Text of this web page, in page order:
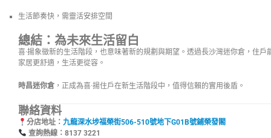
生活節奏快，需靈活安排空間
總結：為未來生活留白
喜·揚象徵新的生活階段，也意味著新的規劃與期望。透過長沙灣迷你倉，住
家居更舒適，生活更從容。
時昌迷你倉 ，正成為喜·揚住戶在新生活階段中，值得信賴的實用後盾。
聯絡資料
分店地址： 九龍深水埗福榮街506-510號地下G01B號鋪榮發閣
查詢熱線：